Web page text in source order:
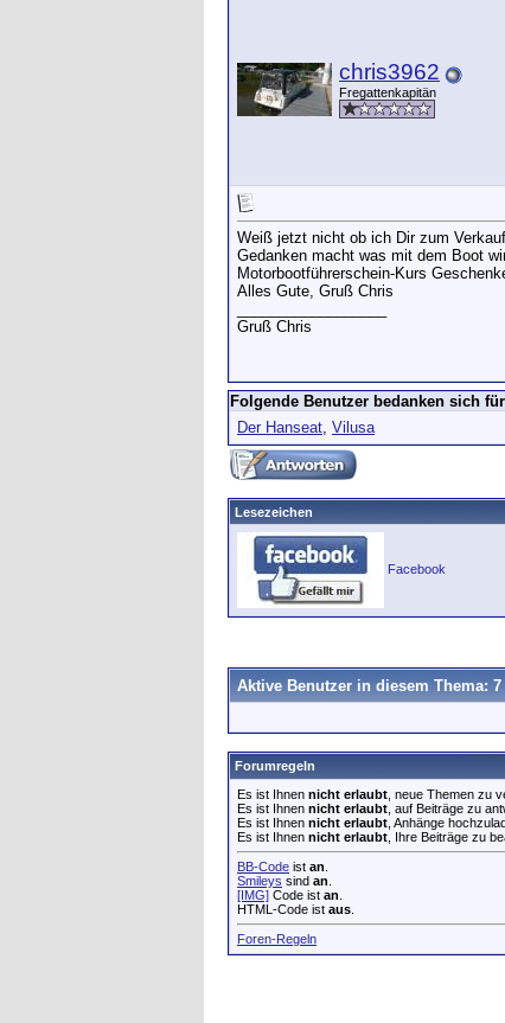
chris3962
Fregattenkapitän
Weiß jetzt nicht ob ich Dir zum
Gedanken macht was mit dem Boot
Motorbootführerschein-Kurs
Alles Gute, Gruß Chris
Gruß Chris
Folgende Benutzer bedanken sich
Der Hanseat, Vilusa
Lesezeichen
Facebook
Aktive Benutzer in diesem Thema: 7
Forumregeln
Es ist Ihnen nicht erlaubt , neue Themen zu
Es ist Ihnen nicht erlaubt , auf Beiträge zu
Es ist Ihnen nicht erlaubt , Anhänge
Es ist Ihnen nicht erlaubt , Ihre Beiträge zu
BB-Code ist an
Smileys sind an
[IMG] Code ist an
HTML-Code ist aus
Foren-Regeln